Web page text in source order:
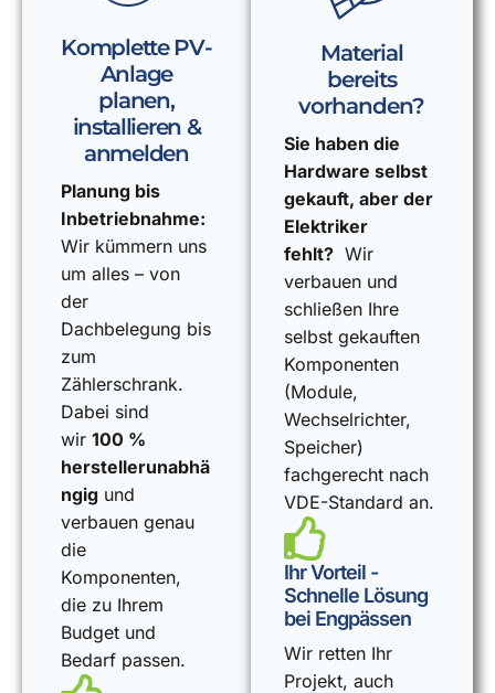
Komplette PV-
Anlage
planen,
installieren &
anmelden
Planung bis
Inbetriebnahme:
Wir kümmern uns
um alles – von
der
Dachbelegung bis
zum
Zählerschrank.
Dabei sind
wir 100 %
herstellerunabhä
ngig und
verbauen genau
die
Komponenten,
die zu Ihrem
Budget und
Bedarf passen.
Material
bereits
vorhanden?
Sie haben die
Hardware selbst
gekauft, aber der
Elektriker
fehlt? Wir
verbauen und
schließen Ihre
selbst gekauften
Komponenten
(Module,
Wechselrichter,
Speicher)
fachgerecht nach
VDE-Standard an.
Ihr Vorteil -
Schnelle Lösung
bei Engpässen
Wir retten Ihr
Projekt, auch